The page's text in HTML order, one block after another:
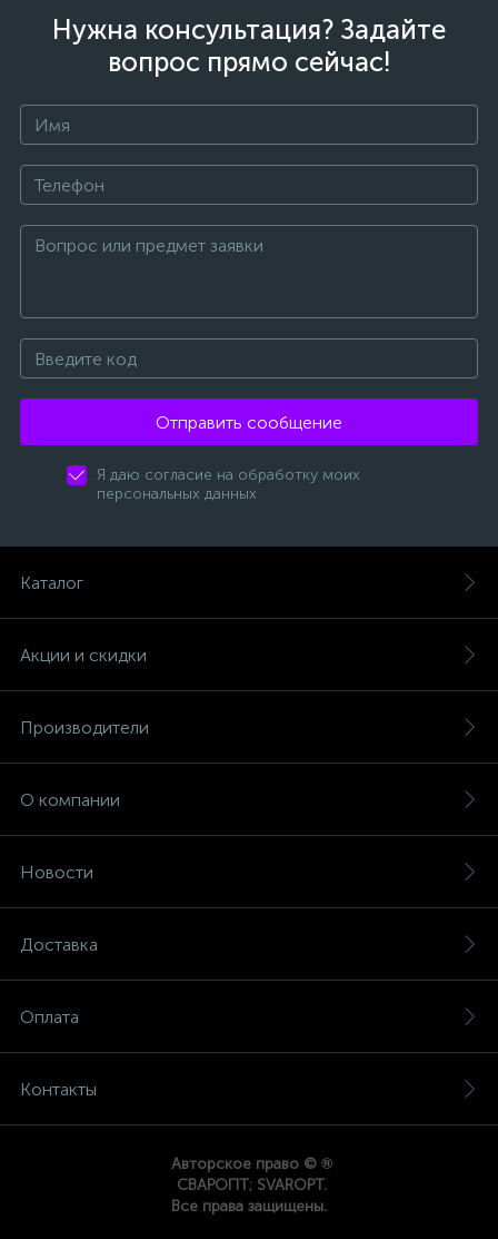
Нужна консультация? Задайте
вопрос прямо сейчас!
Отправить сообщение
Я даю согласие на обработку моих
персональных данных
Каталог
Акции и скидки
Производители
О компании
Новости
Доставка
Оплата
Контакты
Авторское право © ®
СВАРОПТ; SVAROPT.
Все права защищены.